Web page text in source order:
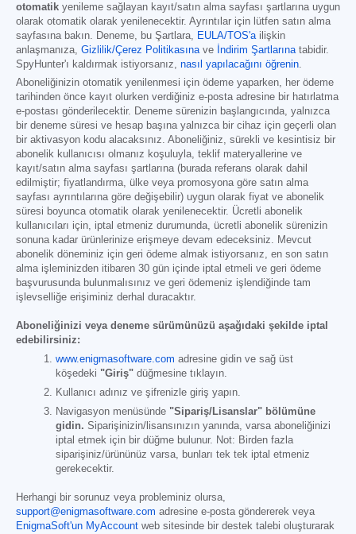
otomatik yenileme sağlayan kayıt/satın alma sayfası şartlarına uygun
olarak otomatik olarak yenilenecektir. Ayrıntılar için lütfen satın alma
sayfasına bakın. Deneme, bu Şartlara,
EULA/TOS'a ilişkin
anlaşmanıza, Gizlilik/Çerez Politikasına ve İndirim Şartlarına tabidir.
SpyHunter'ı kaldırmak istiyorsanız, nasıl yapılacağını öğrenin
Aboneliğinizin otomatik yenilenmesi için ödeme yaparken, her ödeme
tarihinden önce kayıt olurken verdiğiniz e-posta adresine bir hatırlatma
e-postası gönderilecektir. Deneme sürenizin başlangıcında, yalnızca
bir deneme süresi ve hesap başına yalnızca bir cihaz için geçerli olan
bir aktivasyon kodu alacaksınız. Aboneliğiniz, sürekli ve kesintisiz bir
abonelik kullanıcısı olmanız koşuluyla, teklif materyallerine ve
kayıt/satın alma sayfası şartlarına (burada referans olarak dahil
edilmiştir; fiyatlandırma, ülke veya promosyona göre satın alma
sayfası ayrıntılarına göre değişebilir) uygun olarak fiyat ve abonelik
süresi boyunca otomatik olarak yenilenecektir. Ücretli abonelik
kullanıcıları için, iptal etmeniz durumunda, ücretli abonelik sürenizin
sonuna kadar ürünlerinize erişmeye devam edeceksiniz. Mevcut
abonelik döneminiz için geri ödeme almak istiyorsanız, en son satın
alma işleminizden itibaren 30 gün içinde iptal etmeli ve geri ödeme
başvurusunda bulunmalısınız ve geri ödemeniz işlendiğinde tam
işlevselliğe erişiminiz derhal duracaktır.
Aboneliğinizi veya deneme sürümünüzü aşağıdaki şekilde iptal
edebilirsiniz:
www.enigmasoftware.com adresine gidin ve sağ üst
köşedeki "Giriş" düğmesine tıklayın.
Kullanıcı adınız ve şifrenizle giriş yapın.
Navigasyon menüsünde "Sipariş/Lisanslar" bölümüne
gidin. Siparişinizin/lisansınızın yanında, varsa aboneliğinizi
iptal etmek için bir düğme bulunur. Not: Birden fazla
siparişiniz/ürününüz varsa, bunları tek tek iptal etmeniz
gerekecektir.
Herhangi bir sorunuz veya probleminiz olursa,
support@enigmasoftware.com adresine e-posta göndererek veya
EnigmaSoft'un MyAccount web sitesinde bir destek talebi oluşturarak